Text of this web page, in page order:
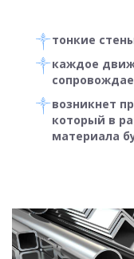
тонкие
каждое
возникнет
который в
материала